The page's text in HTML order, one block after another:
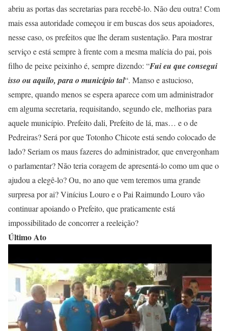
abriu as portas das secretarias para recebê-lo. Não deu outra! Com
mais essa autoridade começou ir em buscas dos seus apoiadores,
nesse caso, os prefeitos que lhe deram sustentação. Para mostrar
serviço e está sempre à frente com a mesma malícia do pai, pois
filho de peixe peixinho é, sempre dizendo: “Fui eu que consegui
isso ou aquilo, para o município tal“. Manso e astucioso,
sempre, quando menos se espera aparece com um administrador
em alguma secretaria, requisitando, segundo ele, melhorias para
aquele município. Prefeito dali, Prefeito de lá, mas… e o de
Pedreiras? Será por que Totonho Chicote está sendo colocado de
lado? Seriam os maus fazeres do administrador, que envergonham
o parlamentar? Não teria coragem de apresentá-lo como um que o
ajudou a elegê-lo? Ou, no ano que vem teremos uma grande
surpresa por ai? Vinícius Louro e o Pai Raimundo Louro vão
continuar apoiando o Prefeito, que praticamente está
impossibilitado de concorrer a reeleição?
Último Ato